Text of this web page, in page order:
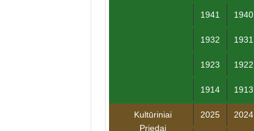
1941 1940
1932 1931
1923 1922
1914 1913
Kultūriniai
Priedai
2025 2024